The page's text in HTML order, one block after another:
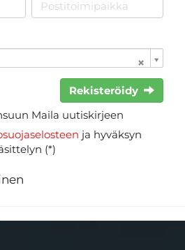
Rekisteröidy
Maila uutiskirjeen
ja hyväksyn
(*)